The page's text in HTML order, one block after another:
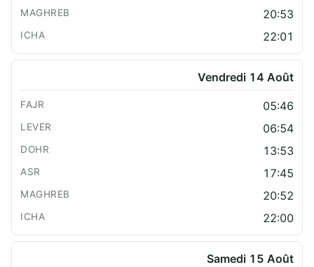
20:53
22:01
Vendredi 14 Août
05:46
06:54
13:53
17:45
20:52
22:00
Samedi 15 Août